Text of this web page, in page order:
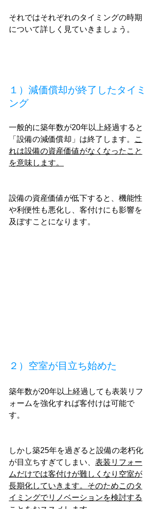
それではそれぞれのタイミングの時期
について詳しく見ていきましょう。
１）減価償却が終了したタイミ
ング
一般的に築年数が20年以上経過すると
「設備の減価償却」は終了します。
こ
れは設備の資産価値がなくなったこと
を意味します。
設備の資産価値が低下すると、機能性
や利便性も悪化し、客付けにも影響を
及ぼすことになります。
２）空室が目立ち始めた
築年数が20年以上経過しても表装リフ
ォームを強化すれば客付けは可能で
す。
しかし築25年を過ぎると設備の老朽化
が目立ちすぎてしまい、 表装リフォー
ムだけでは客付けが難しくなり空室が
長期化していきます。そのためこのタ
イミングでリノベーションを検討する